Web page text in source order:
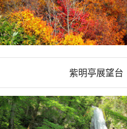
紫明亭展望台